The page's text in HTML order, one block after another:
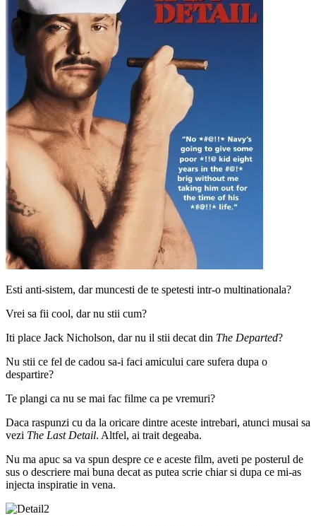
Esti anti-sistem, dar muncesti de te spetesti intr-o multinationala?
Vrei sa fii cool, dar nu stii cum?
Iti place Jack Nicholson, dar nu il stii decat din The Departed?
Nu stii ce fel de cadou sa-i faci amicului care sufera dupa o
despartire?
Te plangi ca nu se mai fac filme ca pe vremuri?
Daca raspunzi cu da la oricare dintre aceste intrebari, atunci musai sa
vezi The Last Detail. Altfel, ai trait degeaba.
Nu ma apuc sa va spun despre ce e aceste film, aveti pe posterul de
sus o descriere mai buna decat as putea scrie chiar si dupa ce mi-as
injecta inspiratie in vena.